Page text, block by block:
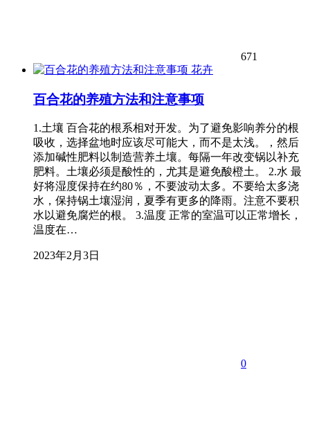
671
花卉
百合花的养殖方法和注意事项
1.土壤 百合花的根系相对开发。为了避免影响养分的根
吸收，选择盆地时应该尽可能大，而不是太浅。，然后
添加碱性肥料以制造营养土壤。每隔一年改变锅以补充
肥料。土壤必须是酸性的，尤其是避免酸橙土。 2.水 最
好将湿度保持在约80％，不要波动太多。不要给太多浇
水，保持锅土壤湿润，夏季有更多的降雨。注意不要积
水以避免腐烂的根。 3.温度 正常的室温可以正常增长，
温度在…
2023年2月3日
0